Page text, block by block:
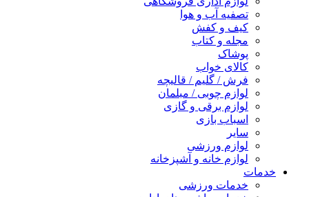
تصفیه آب و هوا
کیف و کفش
مجله و کتاب
پوشاک
کالای خواب
فرش / گلیم / قالیچه
لوازم چوبی / مبلمان
لوازم برقی و گازی
اسباب بازی
سایر
لوازم ورزشی
لوازم خانه و آشپزخانه
خدمات
خدمات ورزشی